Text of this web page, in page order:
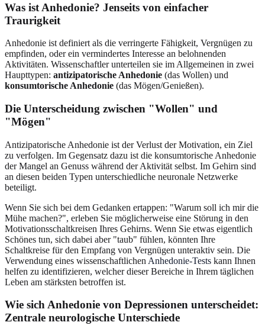
Was ist Anhedonie? Jenseits von einfacher
Traurigkeit
Anhedonie ist definiert als die verringerte Fähigkeit, Vergnügen zu
empfinden, oder ein vermindertes Interesse an belohnenden
Aktivitäten. Wissenschaftler unterteilen sie im Allgemeinen in zwei
Haupttypen: antizipatorische Anhedonie (das Wollen) und
konsumtorische Anhedonie (das Mögen/Genießen).
Die Unterscheidung zwischen "Wollen" und
"Mögen"
Antizipatorische Anhedonie ist der Verlust der Motivation, ein Ziel
zu verfolgen. Im Gegensatz dazu ist die konsumtorische Anhedonie
der Mangel an Genuss während der Aktivität selbst. Im Gehirn sind
an diesen beiden Typen unterschiedliche neuronale Netzwerke
beteiligt.
Wenn Sie sich bei dem Gedanken ertappen: "Warum soll ich mir die
Mühe machen?", erleben Sie möglicherweise eine Störung in den
Motivationsschaltkreisen Ihres Gehirns. Wenn Sie etwas eigentlich
Schönes tun, sich dabei aber "taub" fühlen, könnten Ihre
Schaltkreise für den Empfang von Vergnügen unteraktiv sein. Die
Verwendung eines wissenschaftlichen Anhedonie-Tests kann Ihnen
helfen zu identifizieren, welcher dieser Bereiche in Ihrem täglichen
Leben am stärksten betroffen ist.
Wie sich Anhedonie von Depressionen unterscheidet:
Zentrale neurologische Unterschiede